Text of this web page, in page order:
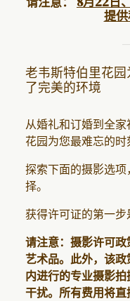
提供
老韦斯特伯里花
了完美的环境
从婚礼和订婚到全
花园为您最难忘的
探索下面的摄影选
择。
获得许可证的第一步
请注意：摄影许可
艺术品。此外，该
内进行的专业摄影
干扰。所有费用将